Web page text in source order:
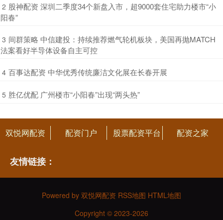
2 ​股神配资 深圳二季度34个新盘入市，超9000套住宅助力楼市“小
阳春”
3 ​间群策略 中信建投：持续推荐燃气轮机板块，美国再抛MATCH
法案看好半导体设备自主可控
4 ​百事达配资 中华优秀传统廉洁文化展在长春开展
5 ​胜亿优配 广州楼市“小阳春”出现“两头热”
双悦网配资 配资门户 股票配资平台 配资之家
友情链接：
Powered by 双悦网配资 RSS地图 HTML地图
Copyright © 2023-2026